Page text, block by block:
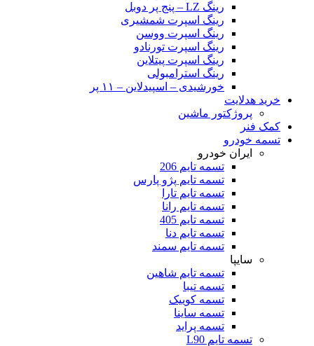
رینگ LZ – پنج پر دوبل
رینگ اسپرت شمشیری
رینگ اسپرت ووسن
رینگ اسپرت تورنادو
رینگ اسپرت پیتلاین
رینگ استرامبولی
خورشیدی – اسپیدلاین – ۱۱ پر
خرید هدلایت
پروژکتور ماشین
کمک فنر
تسمه خودرو
ایران خودرو
تسمه تایم 206
تسمه تایم پژو پارس
تسمه تایم تارا
تسمه تایم رانا
تسمه تایم 405
تسمه تایم دنا
تسمه تایم سمند
سایپا
تسمه تایم شاهین
تسمه تیبا
تسمه کوییک
تسمه ساینا
تسمه پراید
تسمه تایم L90